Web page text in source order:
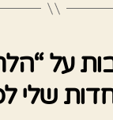
על
שלי